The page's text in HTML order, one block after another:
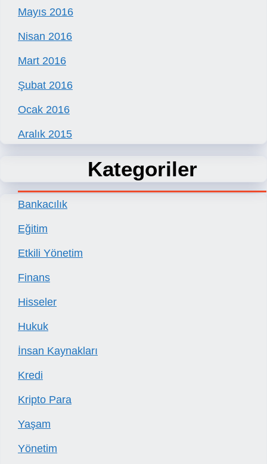
Mayıs 2016
Nisan 2016
Mart 2016
Şubat 2016
Ocak 2016
Aralık 2015
Kategoriler
Bankacılık
Eğitim
Etkili Yönetim
Finans
Hisseler
Hukuk
İnsan Kaynakları
Kredi
Kripto Para
Yaşam
Yönetim